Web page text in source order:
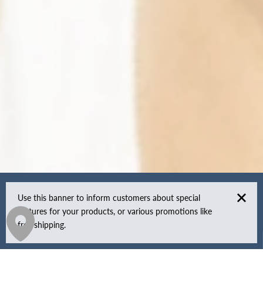
Use this banner to inform customers about special
features for your products, or various promotions like
free shipping.